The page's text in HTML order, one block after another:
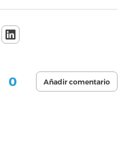
0 Añadir comentario